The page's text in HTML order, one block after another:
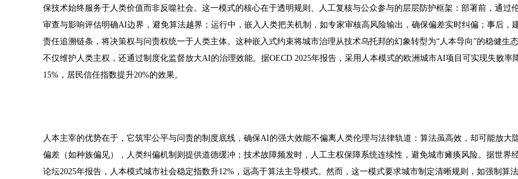
保技术始终服务于人类价值而非反噬社会。这一模式的核心在于透明规则、人工复核与公众参与的层层防护框架：部署前，通过
审查与影响评估明确AI边界，避免算法越界；运行中，嵌入人类把关机制，如专家审核高风险输出，确保偏差实时纠偏；事后，
责任追溯链条，将决策权与问责权统一于人类主体。这种嵌入式约束将城市治理从技术乌托邦的幻象转型为“人本导向”的稳健生态
不仅维护人类主权，还通过制度化监督放大AI的治理效能。据OECD 2025年报告，采用人本模式的欧洲城市AI项目可实现失败率
15%，居民信任指数提升20%的效果。
人本主宰的优势在于，它筑牢公平与问责的制度底线，确保AI的强大效能不偏离人类伦理与法律轨道：算法虽高效，却可能放大
偏差（如种族偏见），人类纠偏机制则提供道德缓冲；技术故障频发时，人工主权保障系统连续性，避免城市瘫痪风险。据世界
论坛2025年报告，人本模式城市社会稳定指数升12%，远高于算法主导模式。然而，这一模式要求城市制定清晰规则，如强制算